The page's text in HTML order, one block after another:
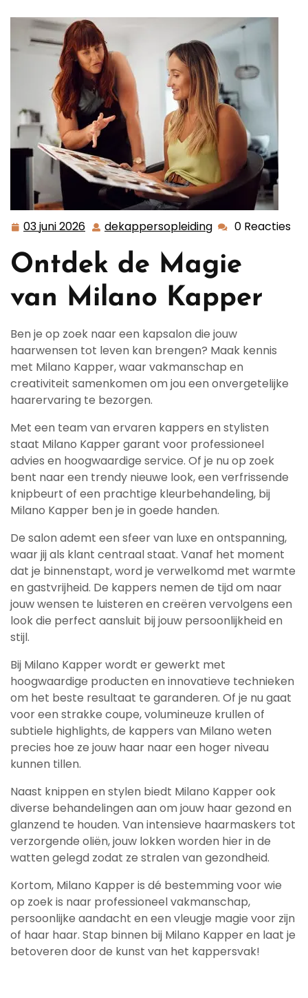
03 juni 2026 03
2026
dekappersopleiding 0 Reacties
Ontdek de Magie
van Milano Kapper
Ben je op zoek naar een kapsalon die jouw
haarwensen tot leven kan brengen? Maak kennis
met Milano Kapper, waar vakmanschap en
creativiteit samenkomen om jou een onvergetelijke
haarervaring te bezorgen.
Met een team van ervaren kappers en stylisten
staat Milano Kapper garant voor professioneel
advies en hoogwaardige service. Of je nu op zoek
bent naar een trendy nieuwe look, een verfrissende
knipbeurt of een prachtige kleurbehandeling, bij
Milano Kapper ben je in goede handen.
De salon ademt een sfeer van luxe en ontspanning,
waar jij als klant centraal staat. Vanaf het moment
dat je binnenstapt, word je verwelkomd met warmte
en gastvrijheid. De kappers nemen de tijd om naar
jouw wensen te luisteren en creëren vervolgens een
look die perfect aansluit bij jouw persoonlijkheid en
stijl.
Bij Milano Kapper wordt er gewerkt met
hoogwaardige producten en innovatieve technieken
om het beste resultaat te garanderen. Of je nu gaat
voor een strakke coupe, volumineuze krullen of
subtiele highlights, de kappers van Milano weten
precies hoe ze jouw haar naar een hoger niveau
kunnen tillen.
Naast knippen en stylen biedt Milano Kapper ook
diverse behandelingen aan om jouw haar gezond en
glanzend te houden. Van intensieve haarmaskers tot
verzorgende oliën, jouw lokken worden hier in de
watten gelegd zodat ze stralen van gezondheid.
Kortom, Milano Kapper is dé bestemming voor wie
op zoek is naar professioneel vakmanschap,
persoonlijke aandacht en een vleugje magie voor zijn
of haar haar. Stap binnen bij Milano Kapper en laat je
betoveren door de kunst van het kappersvak!